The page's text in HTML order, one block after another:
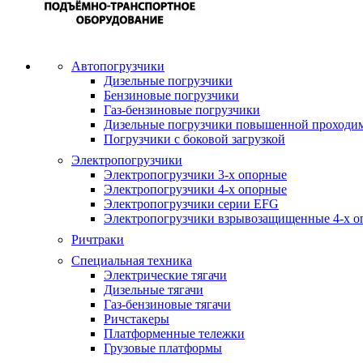
Автопогрузчики
Дизельные погрузчики
Бензиновые погрузчики
Газ-бензиновые погрузчики
Дизельные погрузчики повышенной
Погрузчики с боковой загрузкой
Электропогрузчики
Электропогрузчики 3-х опорные
Электропогрузчики 4-х опорные
Электропогрузчики серии EFG
Электропогрузчики взрывозащищенные 4-х
Ричтраки
Специальная техника
Электрические тягачи
Дизельные тягачи
Газ-бензиновые тягачи
Ричстакеры
Платформенные тележки
Грузовые платформы